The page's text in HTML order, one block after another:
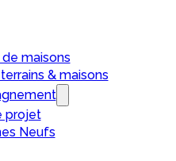
maisons
& maisons
projet
Neufs